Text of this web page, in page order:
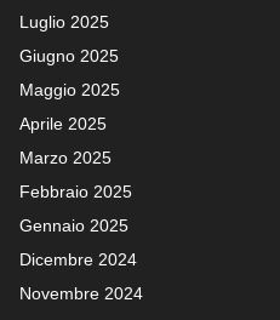
Luglio 2025
Giugno 2025
Maggio 2025
Aprile 2025
Marzo 2025
Febbraio 2025
Gennaio 2025
Dicembre 2024
Novembre 2024